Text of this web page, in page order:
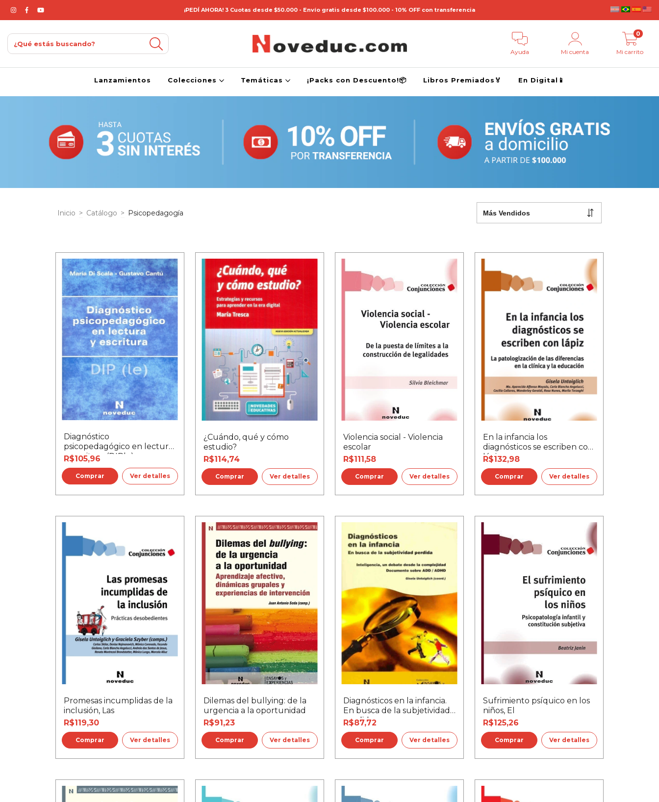
¡PEDÍ AHORA! 3 Cuotas desde $50.000 - Envío gratis desde $100.000 - 10% OFF con transferencia
Ayuda Mi cuenta Mi carrito
0
Lanzamientos Colecciones Temáticas ¡Packs con Descuento!📦 Libros Premiados🏅 En Digital📱
Inicio > Catálogo > Psicopedagogía
Diagnóstico
psicopedagógico en lectura
y escritura (DIPle)
R$105,96
Ver detalles
¿Cuándo, qué y cómo
estudio?
R$114,74
Ver detalles
Violencia social - Violencia
escolar
R$111,58
Ver detalles
En la infancia los
diagnósticos se escriben con
lápiz
R$132,98
Ver detalles
Promesas incumplidas de la
inclusión, Las
R$119,30
Ver detalles
Dilemas del bullying: de la
urgencia a la oportunidad
R$91,23
Ver detalles
Diagnósticos en la infancia.
En busca de la subjetividad
perdida
R$87,72
Ver detalles
Sufrimiento psíquico en los
niños, El
R$125,26
Ver detalles